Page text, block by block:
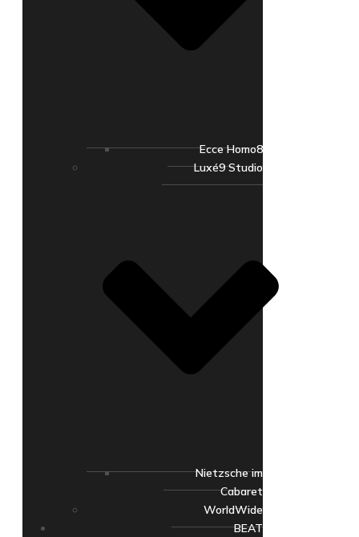
Ecce Homo8
Luxé9 Studio
Nietzsche im
Cabaret
WorldWide
BEAT